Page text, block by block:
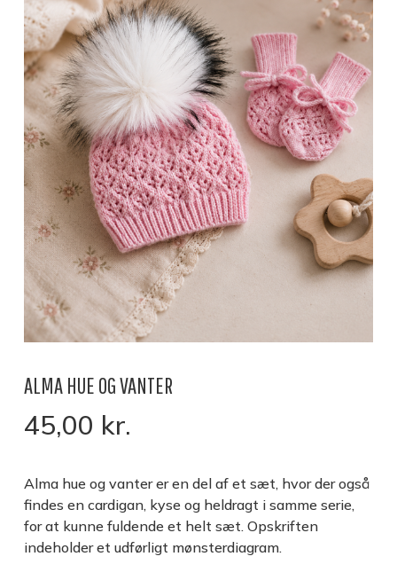
ALMA HUE OG VANTER
45,00 kr.
Alma hue og vanter er en del af et sæt, hvor der også
findes en cardigan, kyse og heldragt i samme serie,
for at kunne fuldende et helt sæt. Opskriften
indeholder et udførligt mønsterdiagram.